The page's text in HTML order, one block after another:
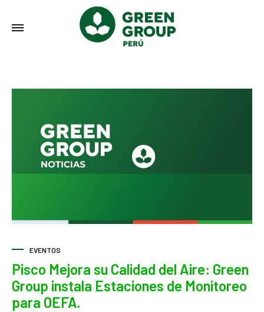
EVENTOS
Pisco Mejora su Calidad del Aire: Green
Group instala Estaciones de Monitoreo
para OEFA.